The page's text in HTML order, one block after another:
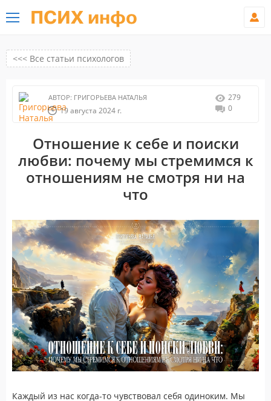
ПСИХ инфо
<<< Все статьи психологов
АВТОР: ГРИГОРЬЕВА НАТАЛЬЯ
19 августа 2024 г.
279
0
Отношение к себе и поиски
любви: почему мы стремимся к
отношениям не смотря ни на
что
Каждый из нас когда-то чувствовал себя одиноким. Мы